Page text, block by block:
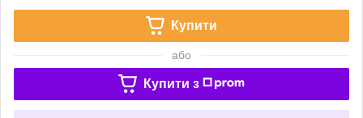
Купити
або
Купити з